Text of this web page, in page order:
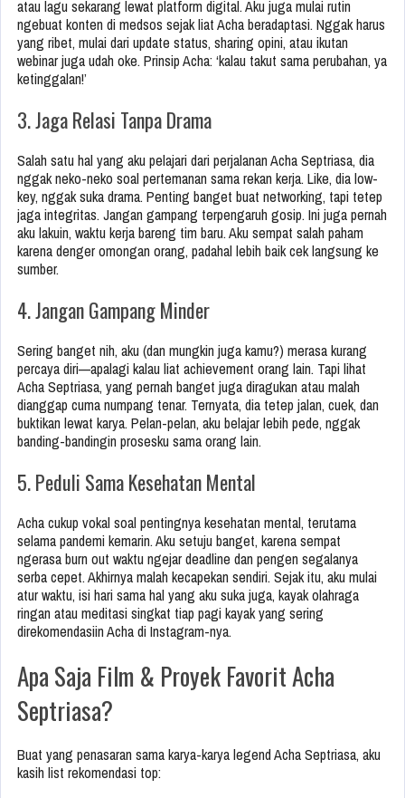
atau lagu sekarang lewat platform digital. Aku juga mulai rutin
ngebuat konten di medsos sejak liat Acha beradaptasi. Nggak harus
yang ribet, mulai dari update status, sharing opini, atau ikutan
webinar juga udah oke. Prinsip Acha: ‘kalau takut sama perubahan, ya
ketinggalan!’
3. Jaga Relasi Tanpa Drama
Salah satu hal yang aku pelajari dari perjalanan Acha Septriasa, dia
nggak neko-neko soal pertemanan sama rekan kerja. Like, dia low-
key, nggak suka drama. Penting banget buat networking, tapi tetep
jaga integritas. Jangan gampang terpengaruh gosip. Ini juga pernah
aku lakuin, waktu kerja bareng tim baru. Aku sempat salah paham
karena denger omongan orang, padahal lebih baik cek langsung ke
sumber.
4. Jangan Gampang Minder
Sering banget nih, aku (dan mungkin juga kamu?) merasa kurang
percaya diri—apalagi kalau liat achievement orang lain. Tapi lihat
Acha Septriasa, yang pernah banget juga diragukan atau malah
dianggap cuma numpang tenar. Ternyata, dia tetep jalan, cuek, dan
buktikan lewat karya. Pelan-pelan, aku belajar lebih pede, nggak
banding-bandingin prosesku sama orang lain.
5. Peduli Sama Kesehatan Mental
Acha cukup vokal soal pentingnya kesehatan mental, terutama
selama pandemi kemarin. Aku setuju banget, karena sempat
ngerasa burn out waktu ngejar deadline dan pengen segalanya
serba cepet. Akhirnya malah kecapekan sendiri. Sejak itu, aku mulai
atur waktu, isi hari sama hal yang aku suka juga, kayak olahraga
ringan atau meditasi singkat tiap pagi kayak yang sering
direkomendasiin Acha di Instagram-nya.
Apa Saja Film & Proyek Favorit Acha
Septriasa?
Buat yang penasaran sama karya-karya legend Acha Septriasa, aku
kasih list rekomendasi top: